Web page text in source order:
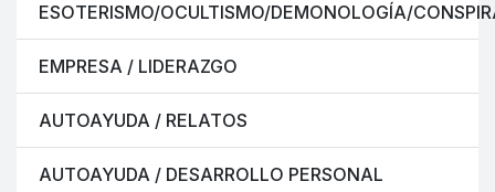
ESOTERISMO/OCULTISMO/DEMONOLOGÍA/
EMPRESA / LIDERAZGO
AUTOAYUDA / RELATOS
AUTOAYUDA / DESARROLLO PERSONAL